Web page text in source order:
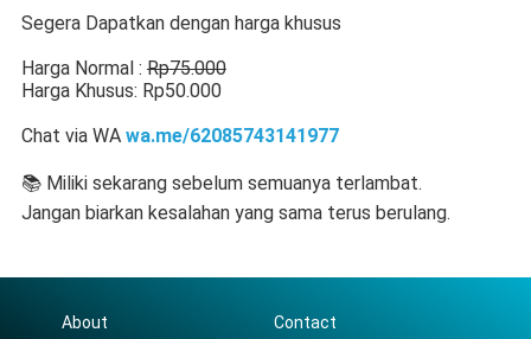
Segera Dapatkan dengan harga khusus
Harga Normal : Rp75.000
Harga Khusus: Rp50.000
Chat via WA wa.me/62085743141977
📚 Miliki sekarang sebelum semuanya terlambat.
Jangan biarkan kesalahan yang sama terus berulang.
About Contact